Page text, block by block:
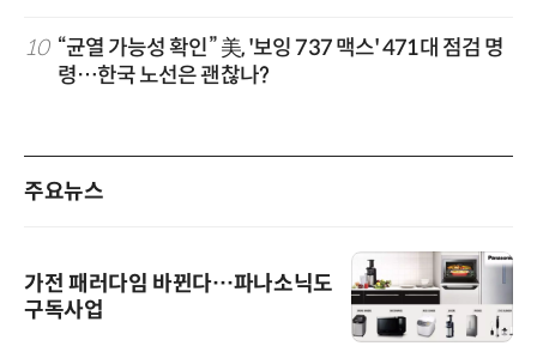
10 “균열 가능성 확인” 美, '보잉 737 맥스' 471대 점검 명
령…한국 노선은 괜찮나?
주요뉴스
가전 패러다임 바뀐다…파나소닉도
구독사업